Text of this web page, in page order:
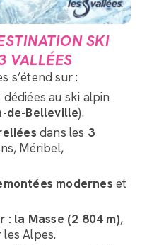
SKI
VALLÉES
s’étend sur :
dédiées au ski alpin
de-Belleville).
dans les 3
Méribel,
modernes et
la Masse (2 804 m),
Alpes.